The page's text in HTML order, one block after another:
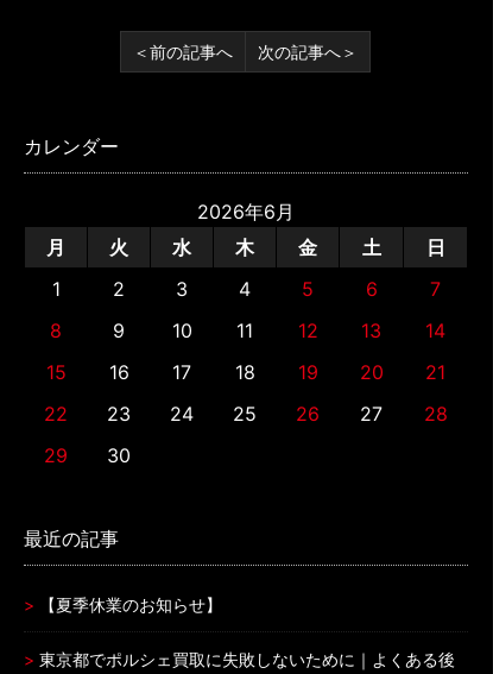
＜前の記事へ 次の記事へ＞
カレンダー
2026年6月
月
火 水 木 金 土
日
1
2 3 4 5 6
7
8
9 10 11 12 13
14
15
16 17 18 19 20
21
22
23 24 25 26 27
28
29
30
最近の記事
【夏季休業のお知らせ】
東京都でポルシェ買取に失敗しないために｜よくある後